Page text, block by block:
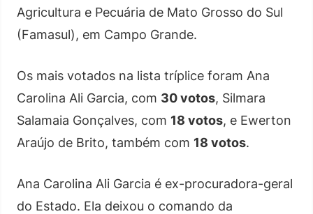
Agricultura e Pecuária de Mato Grosso do Sul
(Famasul), em Campo Grande.
Os mais votados na lista tríplice foram Ana
Carolina Ali Garcia, com 30 votos, Silmara
Salamaia Gonçalves, com 18 votos, e Ewerton
Araújo de Brito, também com 18 votos.
Ana Carolina Ali Garcia é ex-procuradora-geral
do Estado. Ela deixou o comando da